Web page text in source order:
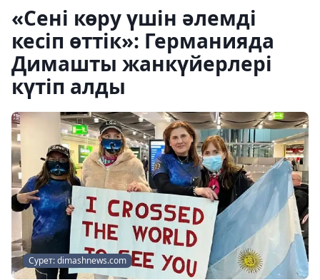
«Сені көру үшін әлемді
кесіп өттік»: Германияда
Димашты жанкүйерлері
күтіп алды
Сурет: dimashnews.com